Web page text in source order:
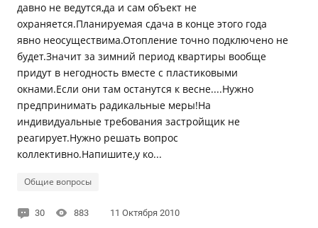
давно не ведутся,да и сам объект не
охраняется.Планируемая сдача в конце этого года
явно неосуществима.Отопление точно подключено не
будет.Значит за зимний период квартиры вообще
придут в негодность вместе с пластиковыми
окнами.Если они там останутся к весне....Нужно
предпринимать радикальные меры!На
индивидуальные требования застройщик не
реагирует.Нужно решать вопрос
коллективно.Напишите,у ко...
Общие вопросы
30 883 11 Октября 2010